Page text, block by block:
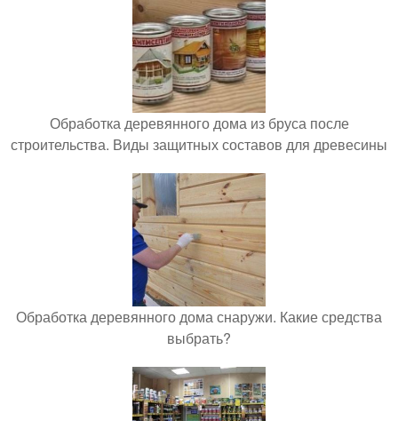
Обработка деревянного дома из бруса после
строительства. Виды защитных составов для древесины
Обработка деревянного дома снаружи. Какие средства
выбрать?